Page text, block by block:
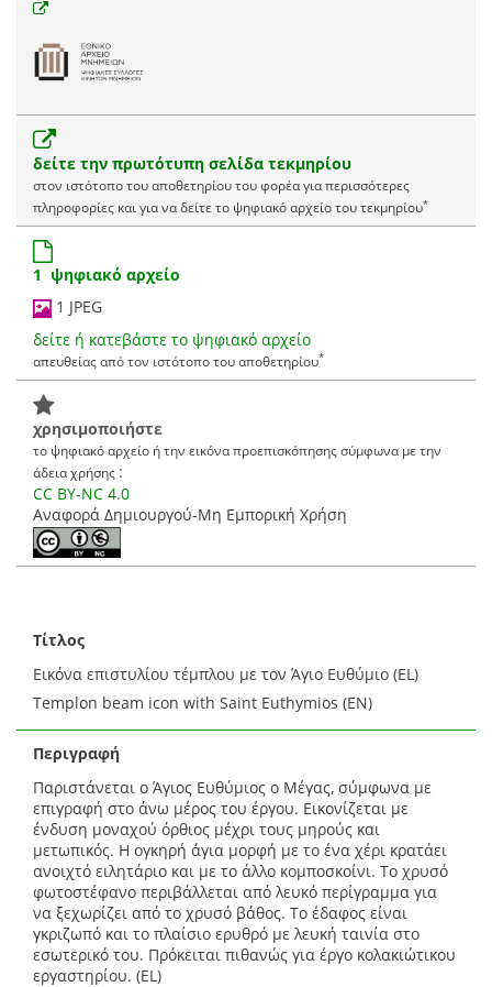
δείτε την πρωτότυπη σελίδα τεκμηρίου
στον ιστότοπο του αποθετηρίου του φορέα για περισσότερες
πληροφορίες και για να δείτε το ψηφιακό αρχείο του τεκμηρίου*
1 ψηφιακό αρχείο
1 JPEG
δείτε ή κατεβάστε το ψηφιακό αρχείο
απευθείας από τον ιστότοπο του αποθετηρίου*
χρησιμοποιήστε
το ψηφιακό αρχείο ή την εικόνα προεπισκόπησης σύμφωνα με την
άδεια χρήσης :
CC BY-NC 4.0
Αναφορά Δημιουργού-Μη Εμπορική Χρήση
Τίτλος
Εικόνα επιστυλίου τέμπλου με τον Άγιο Ευθύμιο (EL)
Templon beam icon with Saint Euthymios (EN)
Περιγραφή
Παριστάνεται ο Άγιος Ευθύμιος ο Μέγας, σύμφωνα με
επιγραφή στο άνω μέρος του έργου. Εικονίζεται με
ένδυση μοναχού όρθιος μέχρι τους μηρούς και
μετωπικός. Η ογκηρή άγια μορφή με το ένα χέρι κρατάει
ανοιχτό ειλητάριο και με το άλλο κομποσκοίνι. Το χρυσό
φωτοστέφανο περιβάλλεται από λευκό περίγραμμα για
να ξεχωρίζει από το χρυσό βάθος. Το έδαφος είναι
γκριζωπό και το πλαίσιο ερυθρό με λευκή ταινία στο
εσωτερικό του. Πρόκειται πιθανώς για έργο κολακιώτικου
εργαστηρίου. (EL)